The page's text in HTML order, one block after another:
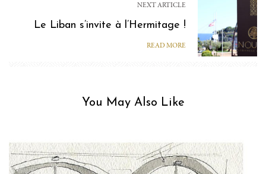
NEXT ARTICLE
Le Liban s’invite à l’Hermitage !
READ MORE
You May Also Like